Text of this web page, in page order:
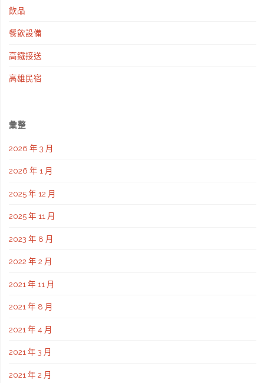
飲品
餐飲設備
高鐵接送
高雄民宿
彙整
2026 年 3 月
2026 年 1 月
2025 年 12 月
2025 年 11 月
2023 年 8 月
2022 年 2 月
2021 年 11 月
2021 年 8 月
2021 年 4 月
2021 年 3 月
2021 年 2 月